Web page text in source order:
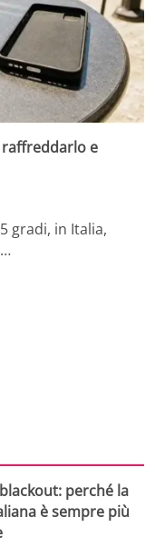
e
gradi, in Italia,
perché la
è sempre più